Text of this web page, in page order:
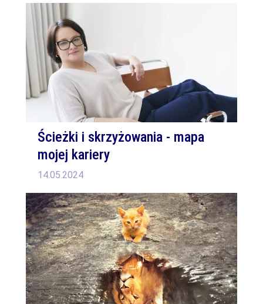
Ścieżki i skrzyżowania - mapa
mojej kariery
14.05.2024